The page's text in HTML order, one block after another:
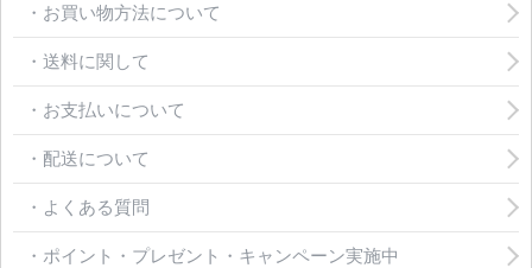
・お買い物方法について
・送料に関して
・お支払いについて
・配送について
・よくある質問
・ポイント・プレゼント・キャンペーン実施中